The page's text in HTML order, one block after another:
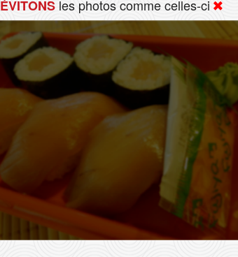
ÉVITONSles photos comme celles-ci